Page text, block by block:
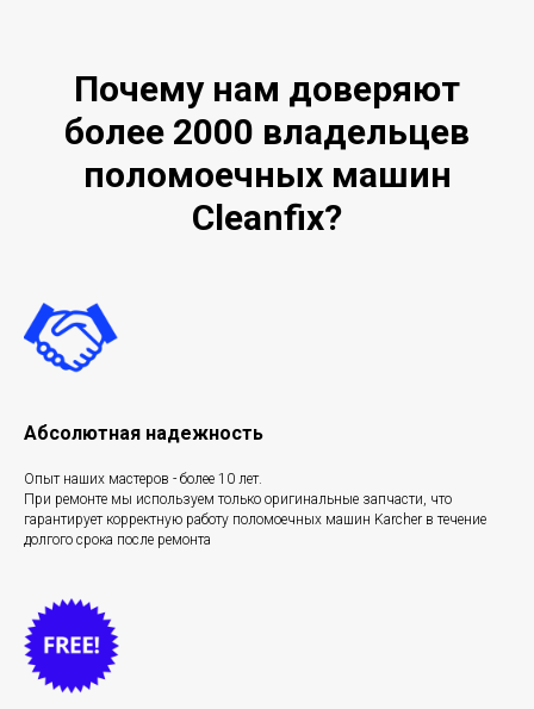
Почему нам доверяют
более 2000 владельцев
поломоечных машин
Cleanfix?
Абсолютная надежность
Опыт наших мастеров - более 10 лет.
При ремонте мы используем только оригинальные запчасти, что
гарантирует корректную работу поломоечных машин Karcher в течение
долгого срока после ремонта